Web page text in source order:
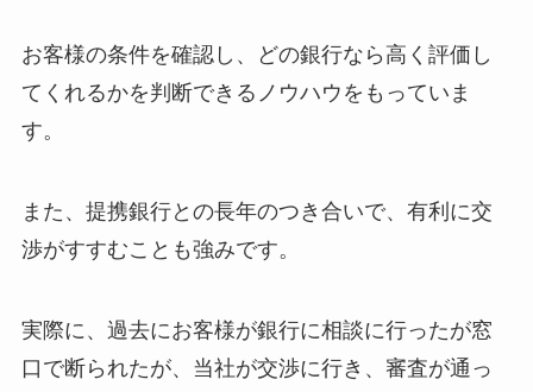
お客様の条件を確認し、どの銀行なら高く評価し
てくれるかを判断できるノウハウをもっていま
す。
また、提携銀行との長年のつき合いで、有利に交
渉がすすむことも強みです。
実際に、 過去にお客様が銀行に相談に行ったが窓
口で断られたが、 当社が交渉に行き、審査が通っ